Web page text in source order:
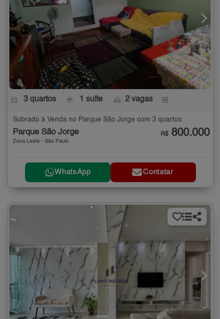
3 quartos 1 suíte 2 vagas
Sobrado à Venda no Parque São Jorge com 3 quartos
Parque São Jorge
Zona Leste - São Paulo
R$ 800.000
WhatsApp Contatar